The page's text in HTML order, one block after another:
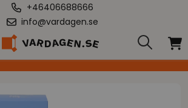
+46406688666
info@vardagen.se